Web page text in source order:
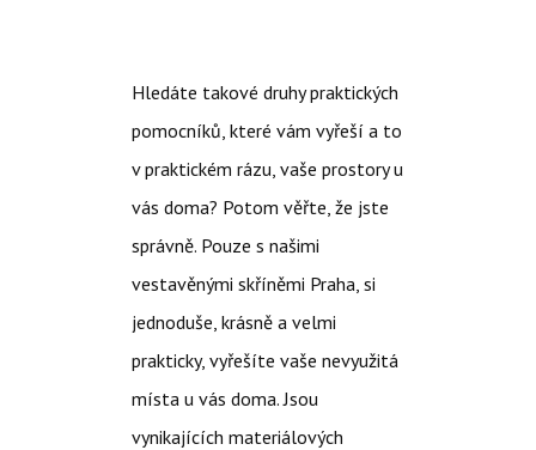
Hledáte takové druhy praktických
pomocníků, které vám vyřeší a to
v praktickém rázu, vaše prostory u
vás doma? Potom věřte, že jste
správně. Pouze s našimi
vestavěnými skříněmi Praha, si
jednoduše, krásně a velmi
prakticky, vyřešíte vaše nevyužitá
místa u vás doma. Jsou
vynikajících materiálových